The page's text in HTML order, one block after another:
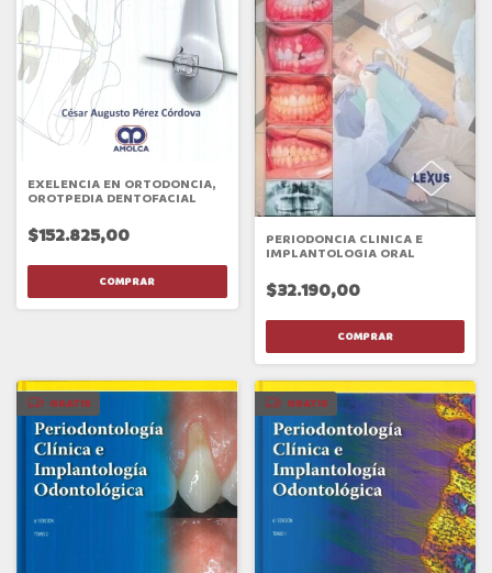
EXELENCIA EN ORTODONCIA,
OROTPEDIA DENTOFACIAL
$152.825,00 PERIODONCIA CLINICA E
IMPLANTOLOGIA ORAL
$32.190,00
GRATIS GRATIS